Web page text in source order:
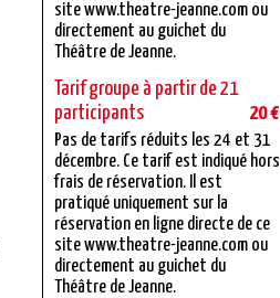
site www.theatre-jeanne.com ou
directement au guichet du
Théâtre de Jeanne.
Tarif groupe à partir de 21
participants
20 €
Pas de tarifs réduits les 24 et 31
décembre. Ce tarif est indiqué hors
frais de réservation. Il est
pratiqué uniquement sur la
réservation en ligne directe de ce
site www.theatre-jeanne.com ou
directement au guichet du
Théâtre de Jeanne.